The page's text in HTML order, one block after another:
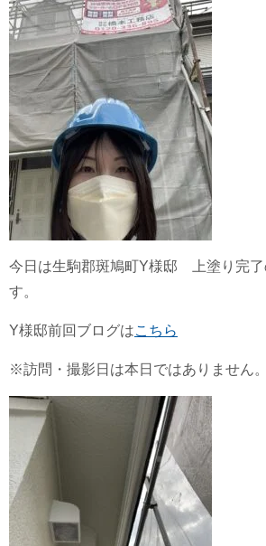
今日は生駒郡斑鳩町Y様邸 上塗り完了
す。
Y様邸前回ブログはこちら
※訪問・撮影日は本日ではありません。